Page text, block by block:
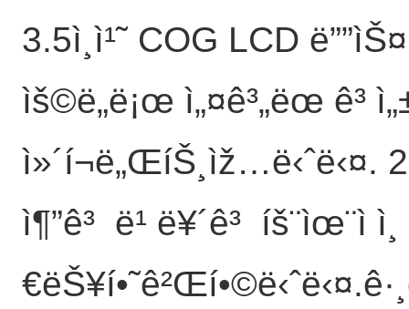
3.5ì¸ì¹˜ COG LCD
ìš©ë„ë¡œ ì„¤ê³„ëœ ê³
ì»´í¬ë„ŒíŠ¸ìž…ë‹ˆë‹¤.
ì¶”ê³ ë¹ ë¥´ê³ íš¨ìœ¨ì ì¸